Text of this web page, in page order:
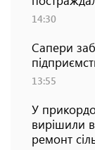
14:30
Сапери
13:55
У
вирішили
ремонт